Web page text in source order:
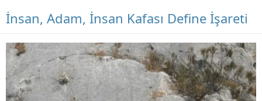
İnsan, Adam, İnsan Kafası Define İşareti